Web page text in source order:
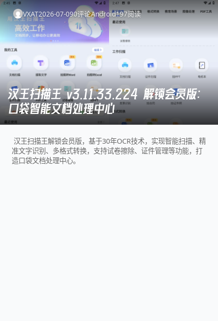
VXAT2026-07-090评论Android197阅读
汉王扫描王 v3.11.33.224 解锁会员版：
口袋智能文档处理中心
汉王扫描王解锁会员版，基于30年OCR技术，实现智能扫描、精
准文字识别、多格式转换，支持试卷擦除、证件管理等功能，打
造口袋文档处理中心。